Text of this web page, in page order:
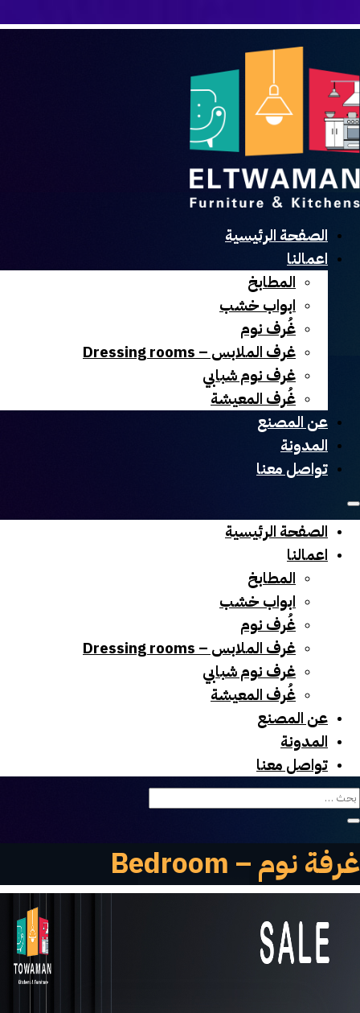
الصفحة الرئيسية
اعمالنا
المطابخ
ابواب خشب
غُرف نوم
غرف الملابس – Dressing rooms
غرف نوم شبابي
غُرف المعيشة
عن المصنع
المدونة
تواصل معنا
الصفحة الرئيسية
اعمالنا
المطابخ
ابواب خشب
غُرف نوم
غرف الملابس – Dressing rooms
غرف نوم شبابي
غُرف المعيشة
عن المصنع
المدونة
تواصل معنا
غرفة نوم – Bedroom